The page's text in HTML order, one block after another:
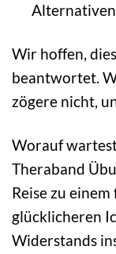
Wir hoffen,
beantwortet.
zögere nicht,
Worauf
Theraband
Reise zu
glücklicheren
Widerstands